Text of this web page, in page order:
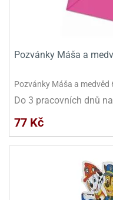
Pozvánky Máša a
Pozvánky Máša a medvěd
Do 3 pracovních dnů
77 Kč